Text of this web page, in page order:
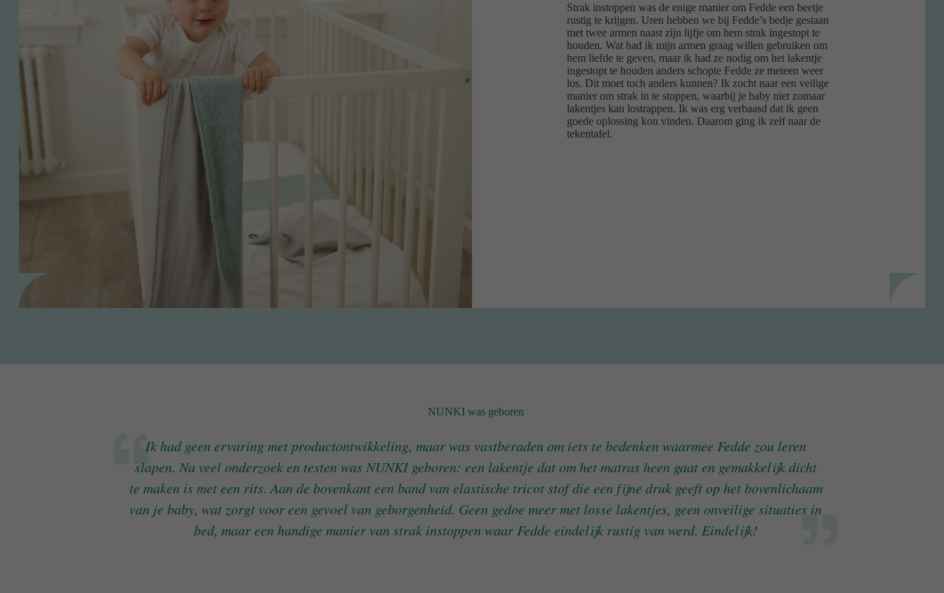
Strak instoppen was de enige manier om Fedde een beetje
rustig te krijgen. Uren hebben we bij Fedde’s bedje gestaan
met twee armen naast zijn lijfje om hem strak ingestopt te
houden. Wat had ik mijn armen graag willen gebruiken om
hem liefde te geven, maar ik had ze nodig om het lakentje
ingestopt te houden anders schopte Fedde ze meteen weer
los. Dit moet toch anders kunnen? Ik zocht naar een veilige
manier om strak in te stoppen, waarbij je baby niet zomaar
lakentjes kan lostrappen. Ik was erg verbaasd dat ik geen
goede oplossing kon vinden. Daarom ging ik zelf naar de
tekentafel.
NUNKI was geboren
Ik had geen ervaring met productontwikkeling, maar was vastberaden om iets te bedenken waarmee Fedde zou leren
slapen. Na veel onderzoek en testen was NUNKI geboren: een lakentje dat om het matras heen gaat en gemakkelijk dicht
te maken is met een rits. Aan de bovenkant een band van elastische tricot stof die een fijne druk geeft op het bovenlichaam
van je baby, wat zorgt voor een gevoel van geborgenheid. Geen gedoe meer met losse lakentjes, geen onveilige situaties in
bed, maar een handige manier van strak instoppen waar Fedde eindelijk rustig van werd. Eindelijk!